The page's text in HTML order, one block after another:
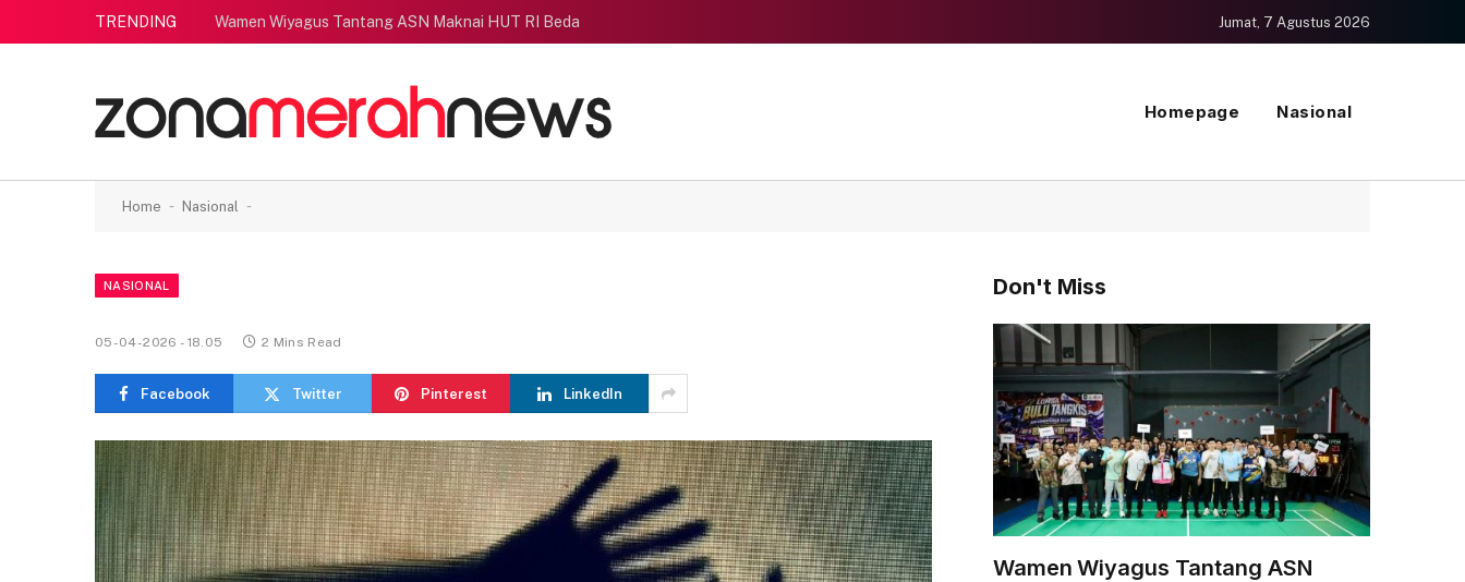
TRENDING Wamen Wiyagus Tantang ASN Maknai HUT RI Beda Jumat, 7 Agustus 2026
Homepage Nasional
Home - Nasional -
NASIONAL
05-04-2026 - 18.05 2 Mins Read
Facebook Twitter Pinterest LinkedIn
Don't Miss
Wamen Wiyagus Tantang ASN